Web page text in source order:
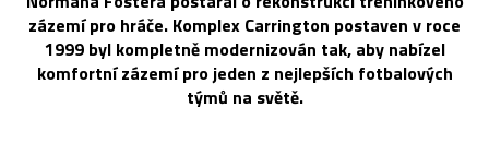
zázemí pro hráče. Komplex Carrington postaven v roce
1999 byl kompletně modernizován tak, aby nabízel
komfortní zázemí pro jeden z nejlepších fotbalových
týmů na světě.